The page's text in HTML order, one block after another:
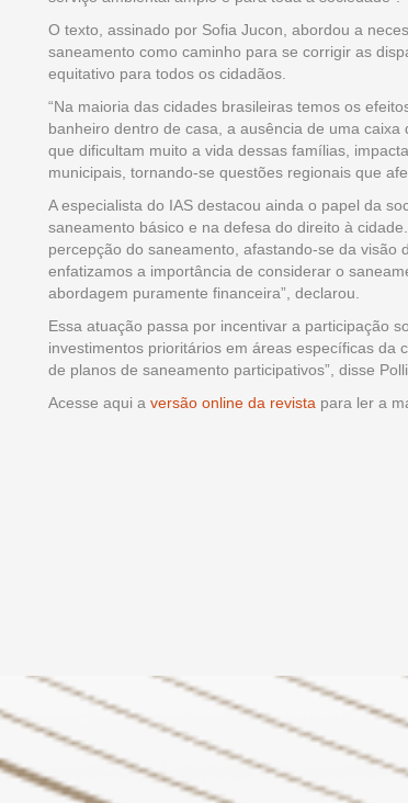
O texto, assinado por Sofia Jucon, abordou a
saneamento como caminho para se corrigir as
equitativo para todos os cidadãos.
“Na maioria das cidades brasileiras temos os
banheiro dentro de casa, a ausência de uma
que dificultam muito a vida dessas famílias,
municipais, tornando-se questões regionais que
A especialista do IAS destacou ainda o papel da
saneamento básico e na defesa do direito à
percepção do saneamento, afastando-se da visão
enfatizamos a importância de considerar o
abordagem puramente financeira”, declarou.
Essa atuação passa por incentivar a participação
investimentos prioritários em áreas específicas da
de planos de saneamento participativos”, disse
Acesse aqui a versão online da revista para ler a